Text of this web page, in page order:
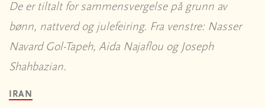
De er tiltalt for sammensvergelse på grunn av
bønn, nattverd og julefeiring. Fra venstre: Nasser
Navard Gol-Tapeh, Aida Najaflou og Joseph
Shahbazian.
IRAN